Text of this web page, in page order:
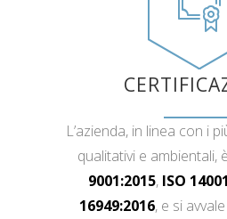
L’azienda, in linea con i
qualitativi e ambientali,
9001:2015, ISO
16949:2016, e si